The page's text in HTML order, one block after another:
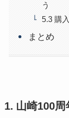
う
5.3 購
まとめ
1. 山崎100